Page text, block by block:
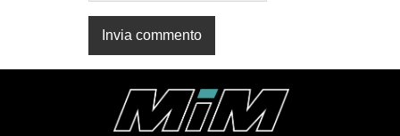
RECENSIONI
INTERNAZIONALE
AFRICA